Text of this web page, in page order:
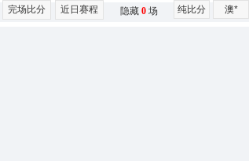
完场比分 近日赛程 隐藏 0 场 纯比分 澳*